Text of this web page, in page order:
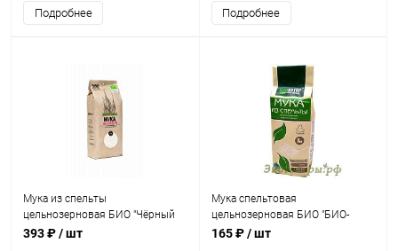
Подробнее Подробнее
Мука из спельты
цельнозерновая БИО "Чёрный
хлеб" / 1 кг
393 ₽/ шт
Мука спельтовая
цельнозерновая БИО "БИО-
Хутор Петровский" / 1 кг
165 ₽/ шт